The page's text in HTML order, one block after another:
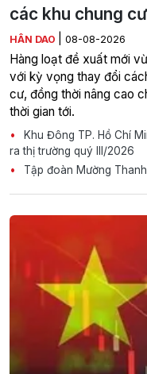
các khu chung cư
HÂN DAO 08-08-2026
Hàng loạt đề xuất mới
với kỳ vọng thay đổi
cư, đồng thời nâng cao
thời gian tới.
Khu Đông TP. Hồ Chí
ra thị trường quý III/2026
Tập đoàn Mường